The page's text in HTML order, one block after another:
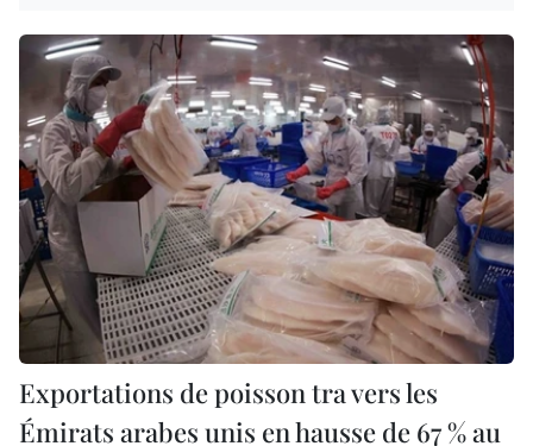
Exportations de poisson tra vers les
Émirats arabes unis en hausse de 67 % au